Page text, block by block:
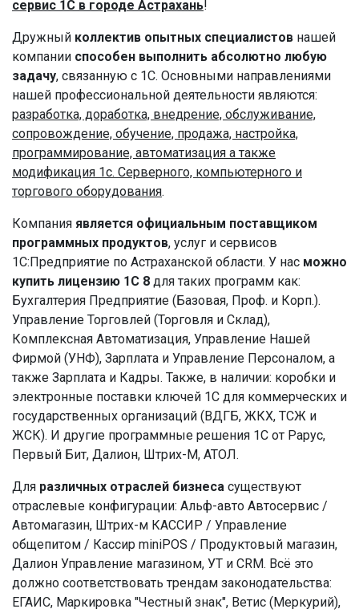
сервис 1С в городе Астрахань!
Дружный коллектив опытных специалистов нашей
компании способен выполнить абсолютно любую
задачу, связанную с 1С. Основными направлениями
нашей профессиональной деятельности являются:
разработка, доработка, внедрение, обслуживание,
сопровождение, обучение, продажа, настройка,
программирование, автоматизация а также
модификация 1с. Серверного, компьютерного и
торгового оборудования.
Компания является официальным поставщиком
программных продуктов, услуг и сервисов
1С:Предприятие по Астраханской области. У нас можно
купить лицензию 1С 8 для таких программ как:
Бухгалтерия Предприятие (Базовая, Проф. и Корп.).
Управление Торговлей (Торговля и Склад),
Комплексная Автоматизация, Управление Нашей
Фирмой (УНФ), Зарплата и Управление Персоналом, а
также Зарплата и Кадры. Также, в наличии: коробки и
электронные поставки ключей 1С для коммерческих и
государственных организаций (ВДГБ, ЖКХ, ТСЖ и
ЖСК). И другие программные решения 1С от Рарус,
Первый Бит, Далион, Штрих-М, АТОЛ.
Для различных отраслей бизнеса существуют
отраслевые конфигурации: Альф-авто Автосервис /
Автомагазин, Штрих-м КАССИР / Управление
общепитом / Кассир miniPOS / Продуктовый магазин,
Далион Управление магазином, УТ и CRM. Всё это
должно соответствовать трендам законодательства:
ЕГАИС, Маркировка "Честный знак", Ветис (Меркурий),